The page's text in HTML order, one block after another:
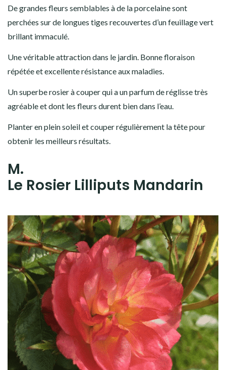
De grandes fleurs semblables à de la porcelaine sont
perchées sur de longues tiges recouvertes d’un feuillage vert
brillant immaculé.
Une véritable attraction dans le jardin. Bonne floraison
répétée et excellente résistance aux maladies.
Un superbe rosier à couper qui a un parfum de réglisse très
agréable et dont les fleurs durent bien dans l’eau.
Planter en plein soleil et couper régulièrement la tête pour
obtenir les meilleurs résultats.
M.
Le Rosier Lilliputs Mandarin